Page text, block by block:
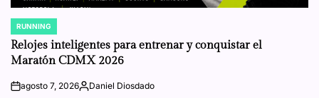
POSTED
IN
RUNNING
Relojes inteligentes para entrenar y conquistar el
Maratón CDMX 2026
onagosto 7, 2026Posted
Daniel Diosdado